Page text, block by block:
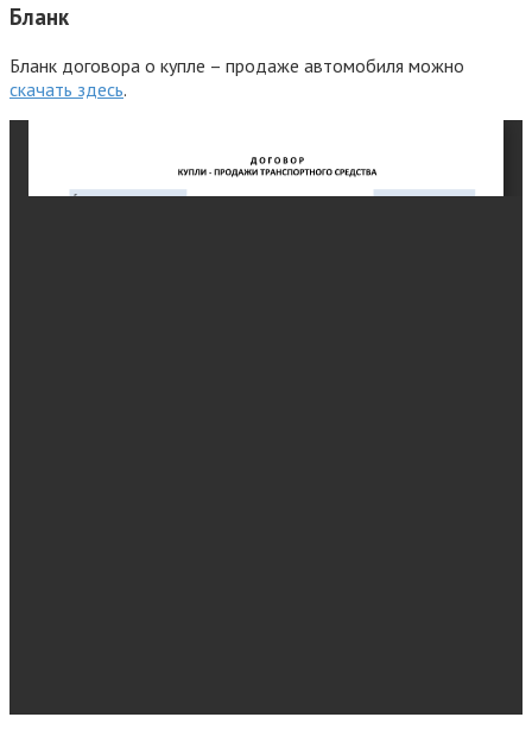
Бланк
Бланк договора о купле – продаже автомобиля можно
скачать здесь.